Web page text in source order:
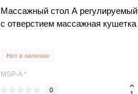
Масcажный стол А регулируемый
с отверстием массажная кушетка
Нет в наличии
MSP-A *
0